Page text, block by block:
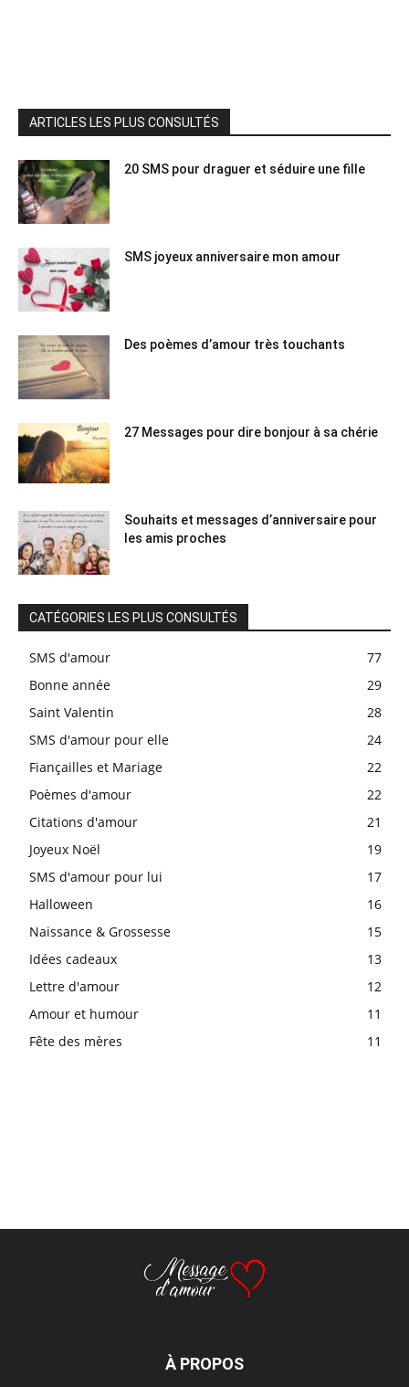
ARTICLES LES PLUS CONSULTÉS
20 SMS pour draguer et séduire une fille
SMS joyeux anniversaire mon amour
Des poèmes d’amour très touchants
27 Messages pour dire bonjour à sa chérie
Souhaits et messages d’anniversaire pour
les amis proches
CATÉGORIES LES PLUS CONSULTÉS
SMS d'amour
77
Bonne année
29
Saint Valentin
28
SMS d'amour pour elle
24
Fiançailles et Mariage
22
Poèmes d'amour
22
Citations d'amour
21
Joyeux Noël
19
SMS d'amour pour lui
17
Halloween
16
Naissance & Grossesse
15
Idées cadeaux
13
Lettre d'amour
12
Amour et humour
11
Fête des mères
11
À PROPOS